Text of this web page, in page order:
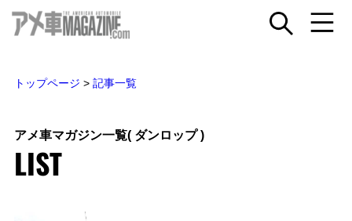
トップページ > 記事一覧
アメ車マガジン一覧( ダンロップ )
LIST